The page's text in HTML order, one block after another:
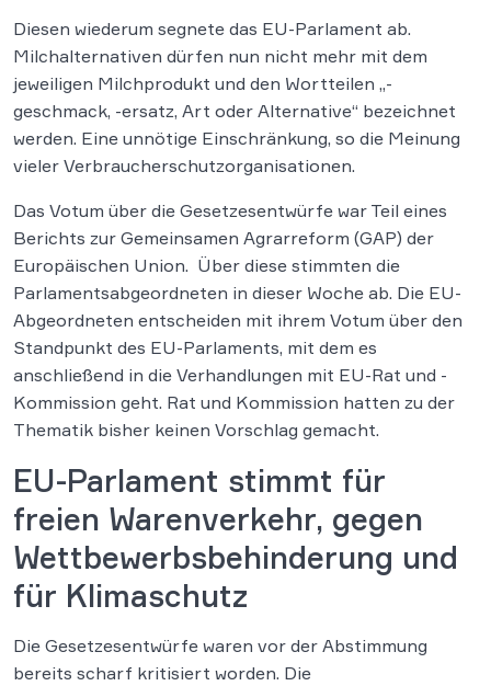
Diesen wiederum segnete das EU-Parlament ab.
Milchalternativen dürfen nun nicht mehr mit dem
jeweiligen Milchprodukt und den Wortteilen „-
geschmack, -ersatz, Art oder Alternative“ bezeichnet
werden. Eine unnötige Einschränkung, so die Meinung
vieler Verbraucherschutzorganisationen.
Das Votum über die Gesetzesentwürfe war Teil eines
Berichts zur Gemeinsamen Agrarreform (GAP) der
Europäischen Union. Über diese stimmten die
Parlamentsabgeordneten in dieser Woche ab. Die EU-
Abgeordneten entscheiden mit ihrem Votum über den
Standpunkt des EU-Parlaments, mit dem es
anschließend in die Verhandlungen mit EU-Rat und -
Kommission geht. Rat und Kommission hatten zu der
Thematik bisher keinen Vorschlag gemacht.
EU-Parlament stimmt für
freien Warenverkehr, gegen
Wettbewerbsbehinderung und
für Klimaschutz
Die Gesetzesentwürfe waren vor der Abstimmung
bereits scharf kritisiert worden. Die